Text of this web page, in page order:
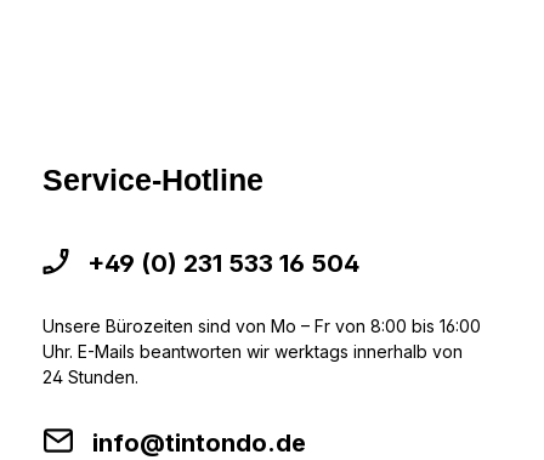
Service-Hotline
+49 (0) 231 533 16 504
Unsere Bürozeiten sind von Mo – Fr von 8:00 bis 16:00
Uhr. E-Mails beantworten wir werktags innerhalb von
24 Stunden.
info@tintondo.de